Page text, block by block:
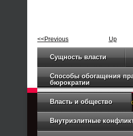
<<Previous Up
Сущность власти
Способы обогащения
бюрократии
Власть и общество
Внутриэлитные
Right-Dexter-ПРАВЫЙ ФРОНТ. Основан в
Связь с администрацией